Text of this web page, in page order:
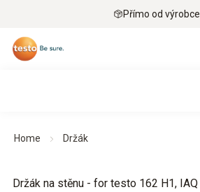
Přímo od výrobce
Home Držák
Držák na stěnu - for testo 162 H1, IAQ